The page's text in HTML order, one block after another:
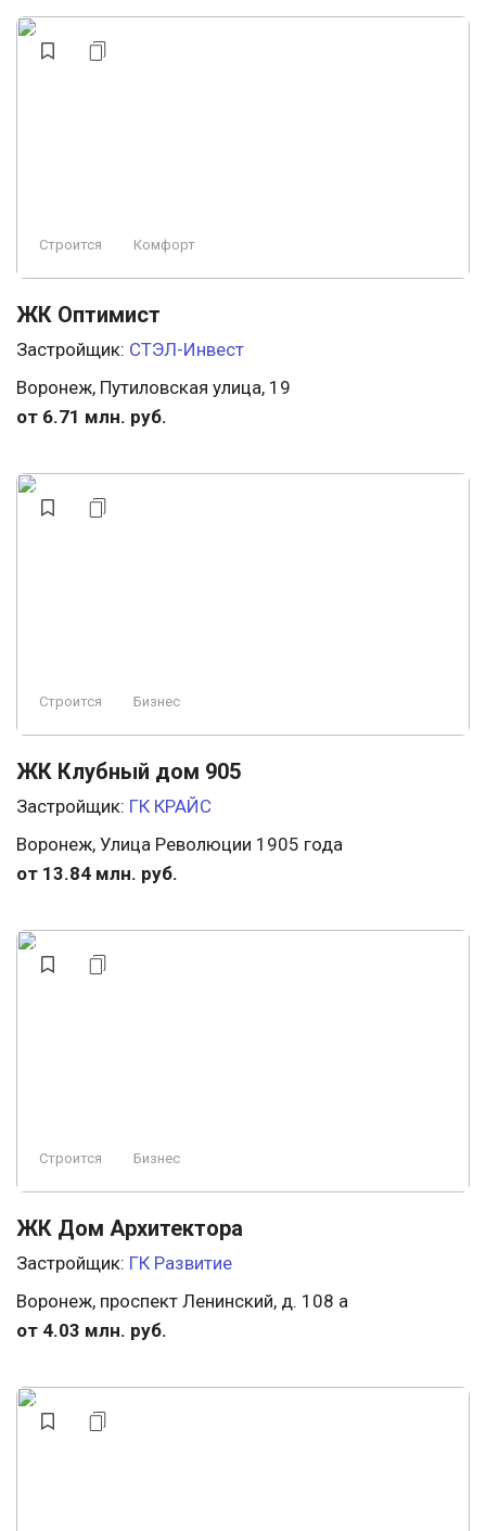
Видеонаблюдение Аптеки Бизнес
Ландшафтный дизайн
Строится Комфорт
ЖК Оптимист
Застройщик: СТЭЛ-Инвест
Воронеж, Путиловская улица, 19
от 6.71 млн. руб.
Строится Бизнес
ЖК Клубный дом 905
Застройщик: ГК КРАЙС
Воронеж, Улица Революции 1905 года
от 13.84 млн. руб.
Строится Бизнес
ЖК Дом Архитектора
Застройщик: ГК Развитие
Воронеж, проспект Ленинский, д. 108 а
от 4.03 млн. руб.